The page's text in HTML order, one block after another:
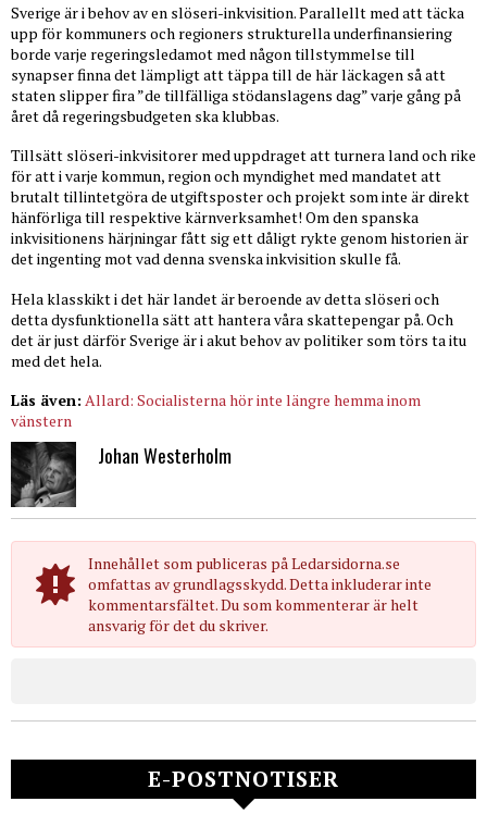
Sverige är i behov av en slöseri-inkvisition. Parallellt med att täcka
upp för kommuners och regioners strukturella underfinansiering
borde varje regeringsledamot med någon tillstymmelse till
synapser finna det lämpligt att täppa till de här läckagen så att
staten slipper fira ”de tillfälliga stödanslagens dag” varje gång på
året då regeringsbudgeten ska klubbas.
Tillsätt slöseri-inkvisitorer med uppdraget att turnera land och rike
för att i varje kommun, region och myndighet med mandatet att
brutalt tillintetgöra de utgiftsposter och projekt som inte är direkt
hänförliga till respektive kärnverksamhet! Om den spanska
inkvisitionens härjningar fått sig ett dåligt rykte genom historien är
det ingenting mot vad denna svenska inkvisition skulle få.
Hela klasskikt i det här landet är beroende av detta slöseri och
detta dysfunktionella sätt att hantera våra skattepengar på. Och
det är just därför Sverige är i akut behov av politiker som törs ta itu
med det hela.
Läs även: Allard: Socialisterna hör inte längre hemma inom
vänstern
Johan Westerholm
Innehållet som publiceras på Ledarsidorna.se
omfattas av grundlagsskydd. Detta inkluderar inte
kommentarsfältet. Du som kommenterar är helt
ansvarig för det du skriver.
E-POSTNOTISER